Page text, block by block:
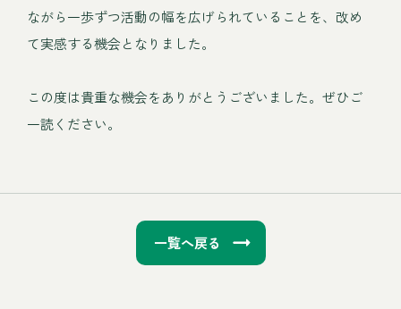
ながら一歩ずつ活動の幅を広げられていることを、改め
て実感する機会となりました。
この度は貴重な機会をありがとうございました。ぜひご
一読ください。
一覧へ戻る